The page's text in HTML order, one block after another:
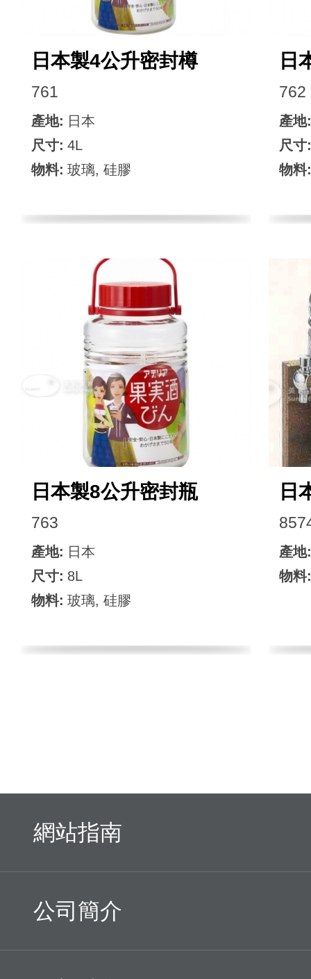
日本製4公升密封樽
761
產地: 日本
尺寸: 4L
物料: 玻璃, 硅膠
日
762
產地:
尺寸:
物料:
日本製8公升密封瓶
763
產地: 日本
尺寸: 8L
物料: 玻璃, 硅膠
日
產地:
物料:
網站指南
公司簡介